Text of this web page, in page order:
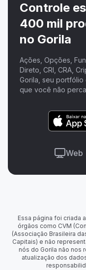
Controle
400 mil
no Gorila
Ações, Opções,
Direto, CRI, CRA,
Gorila, seu portfólio
que você não
Web
Essa página foi criada
órgãos como CVM
(Associação Brasileira
Capitais) e não
nós do Gorila não nos
atualização dos